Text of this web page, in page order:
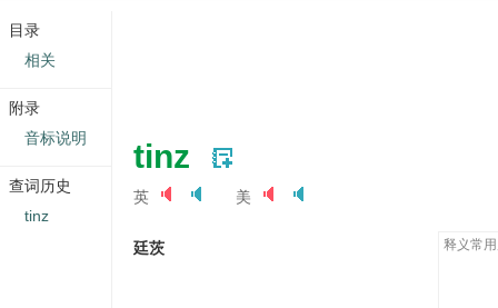
tinz
英 美
廷茨 释义常
目录
相关
附录
音标说明
查词历史
tinz